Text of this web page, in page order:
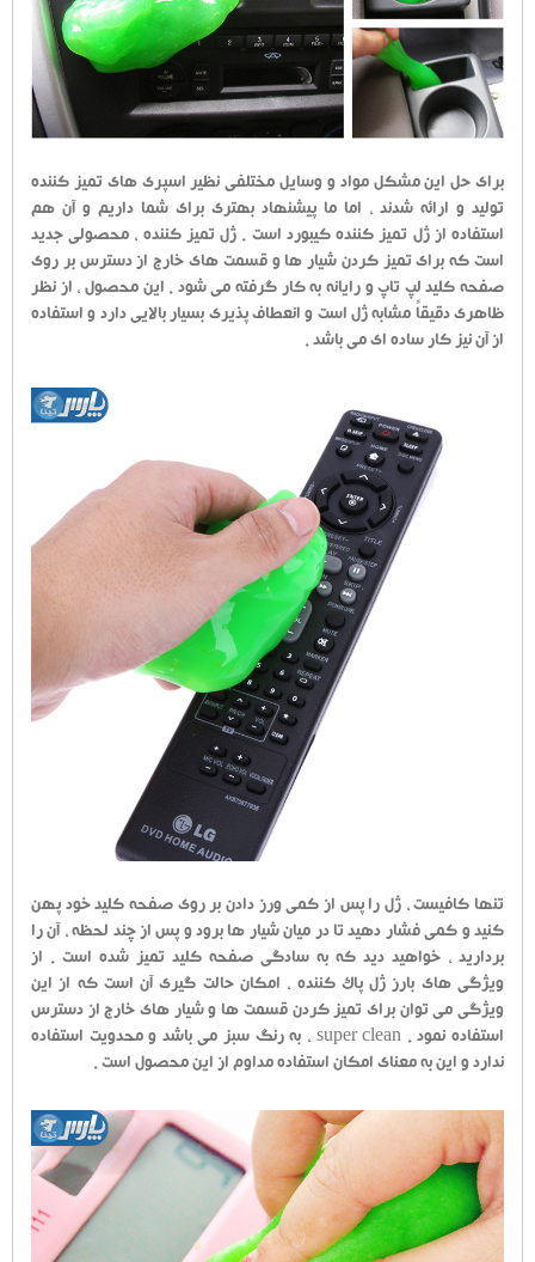
برای حل این مشکل مواد و وسایل مختلفی نظیر اسپری های تمیز کننده
تولید و ارائه شدند ، اما ما پیشنهاد بهتری برای شما داریم و آن هم
استفاده از ژل تمیز کننده کیبورد است . ژل تمیز کننده ، محصولی جدید
است که برای تمیز کردن شیار ها و قسمت های خارج از دسترس بر روی
صفحه کلید لپ تاپ و رایانه به کار گرفته می شود . این محصول ، از نظر
ظاهری دقیقاً مشابه ژل است و انعطاف پذیری بسیار بالایی دارد و استفاده
از آن نیز کار ساده ای می باشد .
تنها کافیست ، ژل را پس از کمی ورز دادن بر روی صفحه کلید خود پهن
کنید و کمی فشار دهید تا در میان شیار ها برود و پس از چند لحظه ، آن را
بردارید ، خواهید دید که به سادگی صفحه کلید تمیز شده است . از
ویژگی های بارز ژل پاک کننده ، امکان حالت گیری آن است که از این
ویژگی می توان برای تمیز کردن قسمت ها و شیار های خارج از دسترس
استفاده نمود . super clean ، به رنگ سبز می باشد و محدویت استفاده
ندارد و این به معنای امکان استفاده مداوم از این محصول است .